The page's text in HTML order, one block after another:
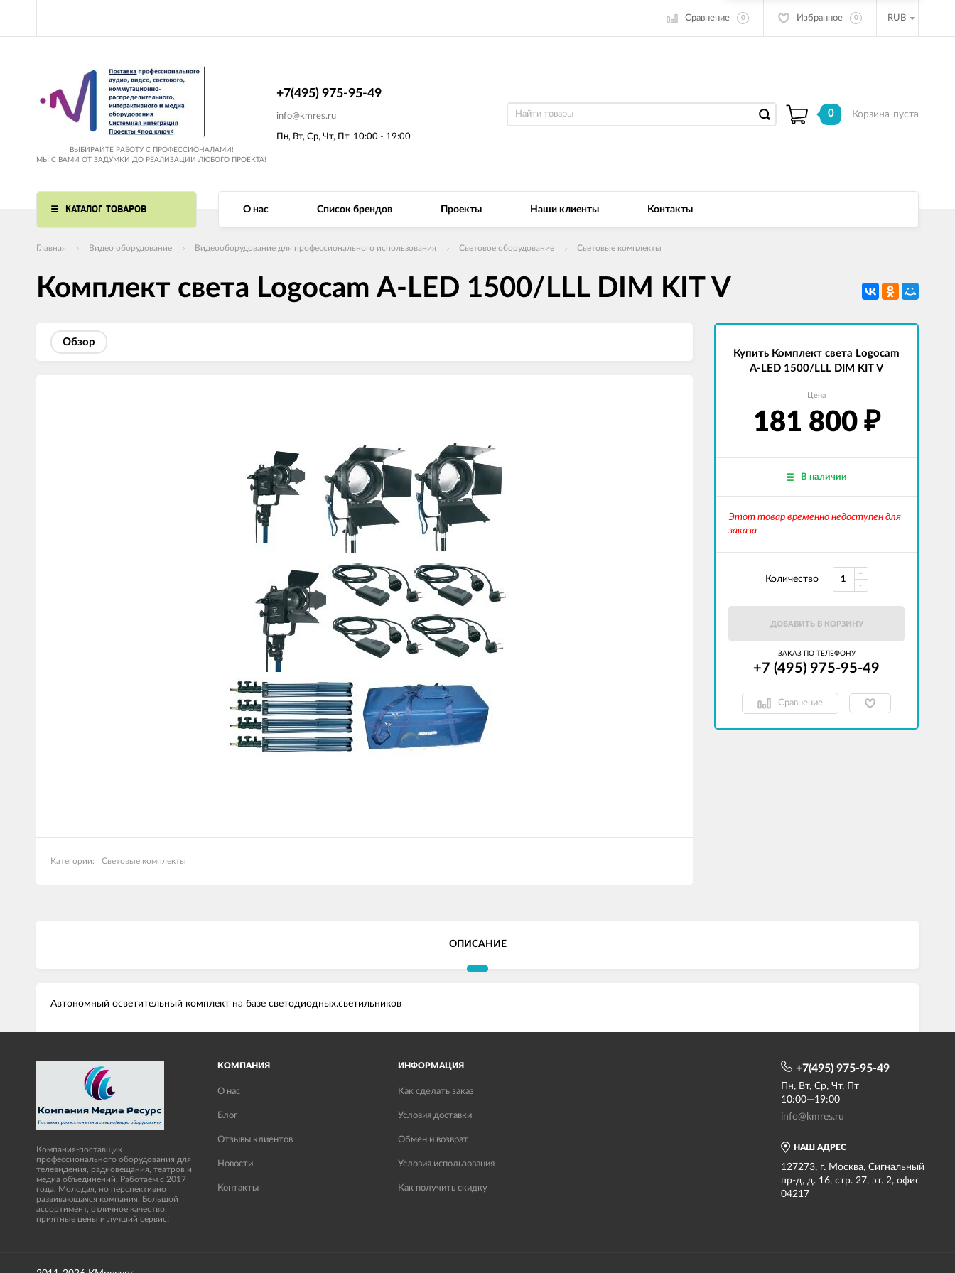
Сравнение 0 Избранное 0 RUB
ВЫБИРАЙТЕ РАБОТУ С ПРОФЕССИОНАЛАМИ!
МЫ С ВАМИ ОТ ЗАДУМКИ ДО РЕАЛИЗАЦИИ ЛЮБОГО ПРОЕКТА!
Пн, Вт, Ср, Чт, Пт 10:00 - 19:00
+7(495) 975-95-49
info@kmres.ru 0 Корзина пуста
КАТАЛОГ ТОВАРОВ О нас Список брендов Проекты Наши клиенты Контакты
Главная Видео оборудование Видеооборудование для профессионального использования Световое оборудование Световые комплекты
Комплект света Logocam A-LED 1500/LLL DIM KIT V
Обзор
Категории: Световые комплекты
Купить Комплект света Logocam
A-LED 1500/LLL DIM KIT V
Цена
181 800 ₽
В наличии
Этот товар временно недоступен для
заказа
Количество
ДОБАВИТЬ В КОРЗИНУ
ЗАКАЗ ПО ТЕЛЕФОНУ
+7 (495) 975-95-49
Сравнение
ОПИСАНИЕ
Автономный осветительный комплект на базе светодиодных.светильников
Компания-поставщик
профессионального оборудования для
телевидения, радиовещания, театров и
медиа объединений. Работаем с 2017
года. Молодая, но перспективно
развивающаяся компания. Большой
ассортимент, отличное качество,
приятные цены и лучший сервис!
КОМПАНИЯ
О нас
Блог
Отзывы клиентов
Новости
Контакты
ИНФОРМАЦИЯ
Как сделать заказ
Условия доставки
Обмен и возврат
Условия использования
Как получить скидку
НАШ АДРЕС
127273, г. Москва, Сигнальный
пр-д, д. 16, стр. 27, эт. 2, офис
04217
+7(495) 975-95-49
Пн, Вт, Ср, Чт, Пт
10:00—19:00
info@kmres.ru